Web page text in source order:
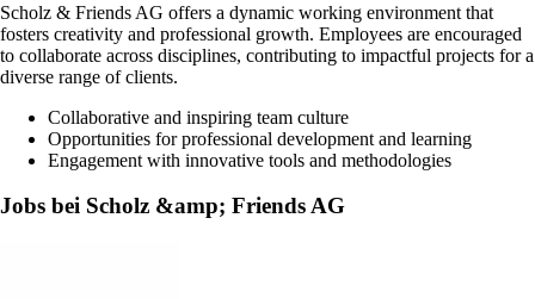
Scholz & Friends AG offers a dynamic working environment that
fosters creativity and professional growth. Employees are encouraged
to collaborate across disciplines, contributing to impactful projects for a
diverse range of clients.
Collaborative and inspiring team culture
Opportunities for professional development and learning
Engagement with innovative tools and methodologies
Jobs bei Scholz &amp; Friends AG